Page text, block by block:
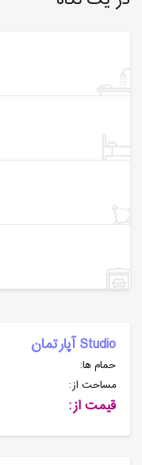
Studio آپارتمان
حمام ها:
مساحت از:
قیمت از: